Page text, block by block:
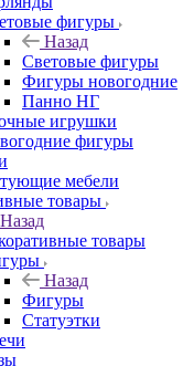
фигуры
Назад
Световые фигуры
Фигуры новогодние
Панно НГ
игрушки
фигуры
мебели
товары
Назад
товары
Назад
Фигуры
Статуэтки